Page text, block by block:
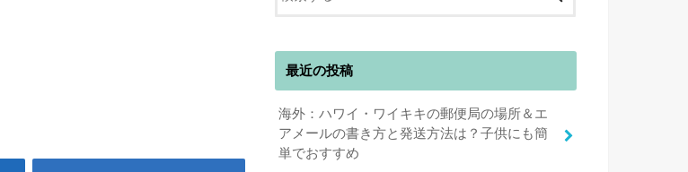
最近の投稿
海外：ハワイ・ワイキキの郵便局の場所＆エ
アメールの書き方と発送方法は？子供にも簡
単でおすすめ